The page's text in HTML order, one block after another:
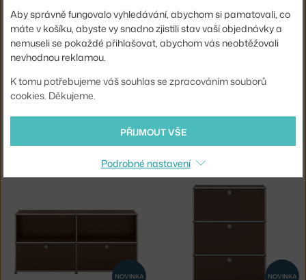
USM USM
6 - 8 týdnů,
NOVINKA NOVINKA
Aby správně fungovalo vyhledávání, abychom si pamatovali, co
máte v košíku, abyste vy snadno zjistili stav vaší objednávky a
nemuseli se pokaždé přihlašovat, abychom vás neobtěžovali
nevhodnou reklamou.
K tomu potřebujeme váš souhlas se zpracováním souborů
cookies. Děkujeme.
PŘIJMOUT VŠE
Podrobné nastavení